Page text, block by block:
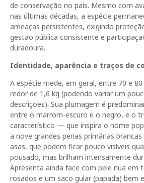
de conservação no país. Mesmo com
nas últimas décadas, a espécie
ameaças persistentes, exigindo
gestão pública consistente e
duradoura.
Identidade, aparência e traços de
A espécie mede, em geral, entre 70 e
redor de 1,6 kg (podendo variar um
descrições). Sua plumagem é
entre o marrom-escuro e o negro, e o
característico — que inspira o nome
a nove grandes penas primárias
asas, que podem ficar pouco visíveis
pousado, mas brilham intensamente
Apresenta ainda face com pele nua em
rosados e um saco gular (papada) bem